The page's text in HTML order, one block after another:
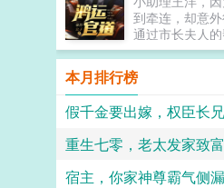
来，相应的疾
不断地成为卡
牌圈最近接连
那个横空出世
得还是极其罕见
巴小卡牌妻子。
以嘲讽的点齐
盲卡牌新娘。
合法化为了他
天！！！...
到牵连，却意外
通过市长夫人
u盘，里面记载
密。从此，王洋
断，从小助理一
霄！...
本月排行榜
假千金要出嫁，权臣长
重生七零，老太发家致
宿主，你家神尊霸气侧漏